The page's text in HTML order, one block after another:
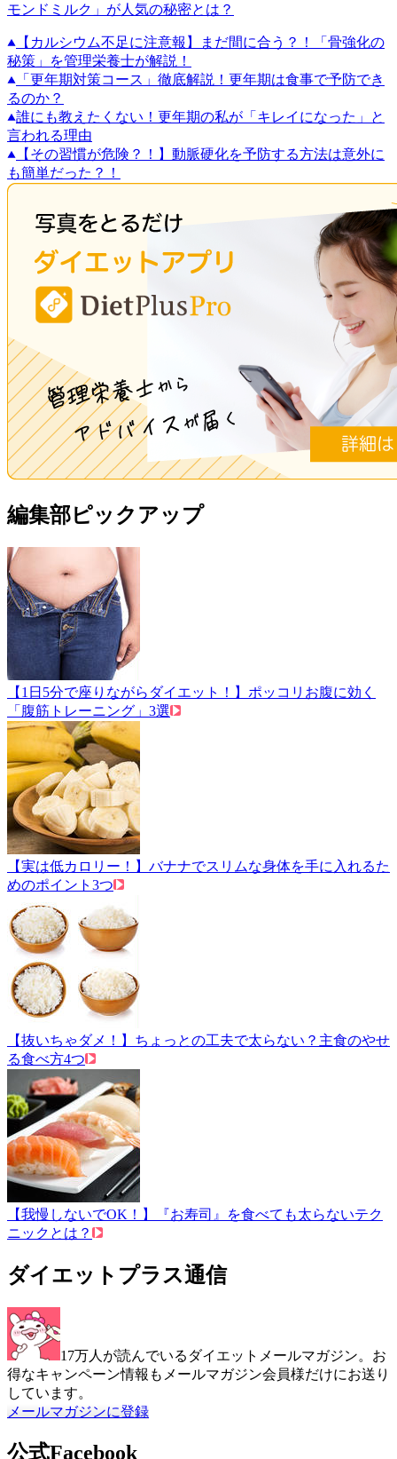
モンドミルク」が人気の秘密とは？
【カルシウム不足に注意報】まだ間に合う？！「骨強化の
秘策」を管理栄養士が解説！
「更年期対策コース」徹底解説！更年期は食事で予防でき
るのか？
誰にも教えたくない！更年期の私が「キレイになった」と
言われる理由
【その習慣が危険？！】動脈硬化を予防する方法は意外に
も簡単だった？！
編集部ピックアップ
【1日5分で座りながらダイエット！】ポッコリお腹に効く
「腹筋トレーニング」3選
【実は低カロリー！】バナナでスリムな身体を手に入れるた
めのポイント3つ
【抜いちゃダメ！】ちょっとの工夫で太らない？主食のやせ
る食べ方4つ
【我慢しないでOK！】『お寿司』を食べても太らないテク
ニックとは？
ダイエットプラス通信
17万人が読んでいるダイエットメールマガジン。お
得なキャンペーン情報もメールマガジン会員様だけにお送り
しています。
メールマガジンに登録
公式Facebook